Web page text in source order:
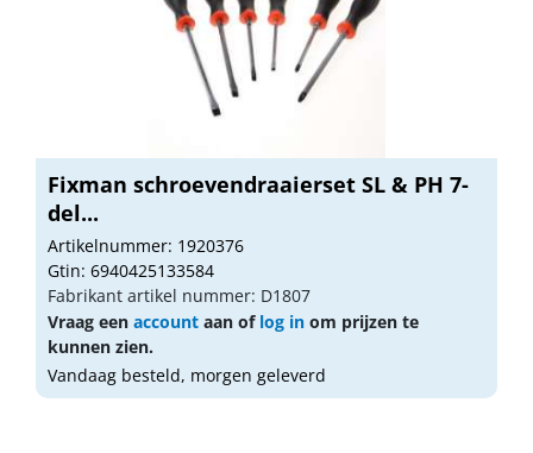
Fixman schroevendraaierset SL & PH 7-
del...
Artikelnummer: 1920376
Gtin: 6940425133584
Fabrikant artikel nummer: D1807
Vraag een account aan of log in om prijzen te
kunnen zien.
Vandaag besteld, morgen geleverd